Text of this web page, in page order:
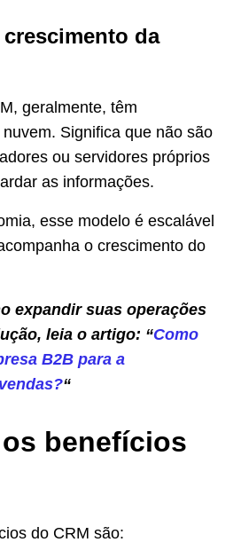
da
geralmente, têm
Significa que não são
ou servidores próprios
as informações.
esse modelo é escalável
o crescimento do
expandir suas operações
leia o artigo: “Como
B2B para a
“
benefícios
do CRM são: